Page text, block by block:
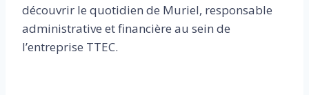
découvrir le quotidien de Muriel, responsable
administrative et financière au sein de
l’entreprise TTEC.